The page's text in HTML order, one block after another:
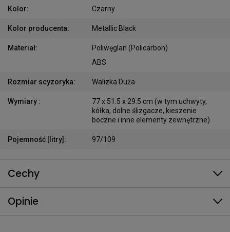
Kolor: Czarny
Kolor producenta: Metallic Black
Materiał:
Poliwęglan (Policarbon)
ABS
Rozmiar scyzoryka: Walizka Duża
Wymiary :
77 x 51.5 x 29.5 cm (w tym uchwyty,
kółka, dolne ślizgacze, kieszenie
boczne i inne elementy zewnętrzne)
Pojemność [litry] : 97/109
Cechy
Opinie